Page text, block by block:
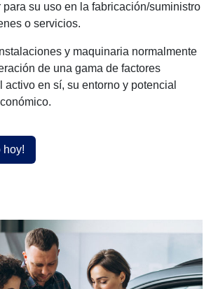
su uso en la fabricación/suministro
o servicios.
y maquinaria normalmente
de una gama de factores
activo en sí, su entorno y potencial
hoy!